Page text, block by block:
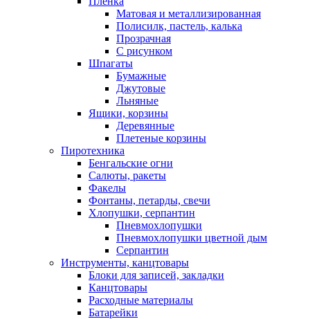
Матовая и металлизированная
Полисилк, пастель, калька
Прозрачная
С рисунком
Шпагаты
Бумажные
Джутовые
Льняные
Ящики, корзины
Деревянные
Плетеные корзины
Пиротехника
Бенгальские огни
Салюты, ракеты
Факелы
Фонтаны, петарды, свечи
Хлопушки, серпантин
Пневмохлопушки
Пневмохлопушки цветной дым
Серпантин
Инструменты, канцтовары
Блоки для записей, закладки
Канцтовары
Расходные материалы
Батарейки